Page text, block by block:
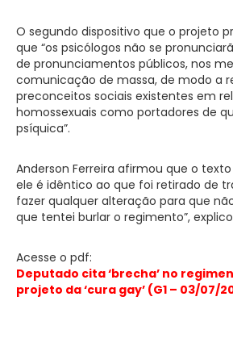
O segundo dispositivo que o projeto
que “os psicólogos não se
de pronunciamentos públicos, nos
comunicação de massa, de modo a
preconceitos sociais existentes em
homossexuais como portadores de
psíquica”.
Anderson Ferreira afirmou que o
ele é idêntico ao que foi retirado de
fazer qualquer alteração para que
que tentei burlar o regimento”,
Acesse o pdf:
Deputado cita ‘brecha’ no
projeto da ‘cura gay’ (G1 – 03/07/